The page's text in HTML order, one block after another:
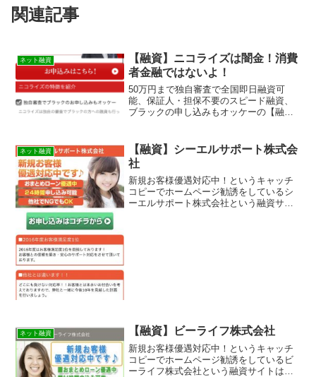
関連記事
ネット融資
【融資】ニコライズは闇金！消費
者金融ではないよ！
50万円まで独自審査で全国即日融資可
能、保証人・担保不要のスピード融資、
ブラックの申し込みもオッケーの【融
きたSMSメールでお金を貸してもらえる
消費者金融などの貸金業者...
ネット融資
【融資】シーエルサポート株式会
社
新規お客様優遇対応中！というキャッチ
コピーでホームページ勧誘をしているシ
ーエルサポート株式会社という融資サイ
ネット融資 【融資】ビーライフ株式会社
新規お客様優遇対応中！というキャッチ
コピーでホームページ勧誘をしているビ
ーライフ株式会社という融資サイトは正